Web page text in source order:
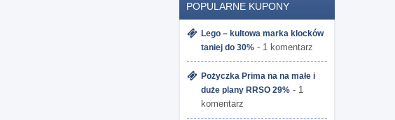
POPULARNE KUPONY
Lego – kultowa marka klocków
taniej do 30% - 1 komentarz
Pożyczka Prima na na małe i
duże plany RRSO 29% - 1
komentarz